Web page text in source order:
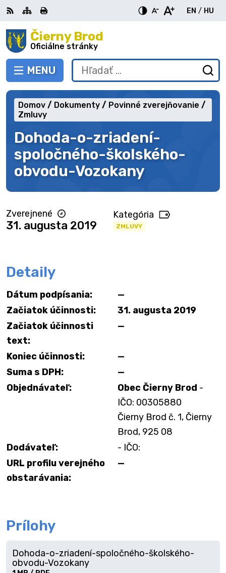
Preskočiť
na
obsah Čierny Brod
Oficiálne stránky
PREPNÚŤ
MENU
RSS MapaTlačiť
EN
English
/ HU
Hľadať:
Dohoda-o-zriadení-
spoločného-školského-
obvodu-Vozokany
Domov Dokumenty
Povinné zverejňovanie
Zmluvy
Zverejnené
31. augusta 2019
Kategória
ZMLUVY
Detaily
Dátum podpísania:
—
Začiatok účinnosti:
31. augusta 2019
Začiatok účinnosti
text:
—
Koniec účinnosti:
—
Suma s DPH:
—
Objednávateľ:
Obec Čierny Brod -
IČO: 00305880
Čierny Brod č. 1, Čierny
Brod, 925 08
Dodávateľ:
- IČO:
URL profilu verejného
obstarávania:
—
Prílohy
Dohoda-o-zriadení-spoločného-školského-
obvodu-Vozokany